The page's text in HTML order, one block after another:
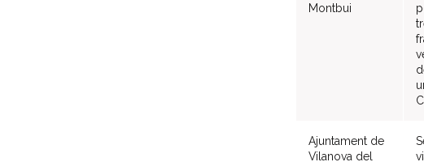
Montbui
Ajuntament de
Vilanova del